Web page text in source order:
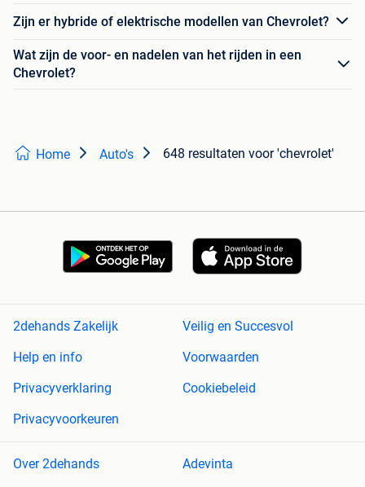
Zijn er hybride of elektrische modellen van Chevrolet?
Wat zijn de voor- en nadelen van het rijden in een
Chevrolet?
Home Auto's 648 resultaten voor 'chevrolet'
2dehands Zakelijk
Veilig en Succesvol
Help en info
Voorwaarden
Privacyverklaring
Cookiebeleid
Privacyvoorkeuren
Over 2dehands Adevinta